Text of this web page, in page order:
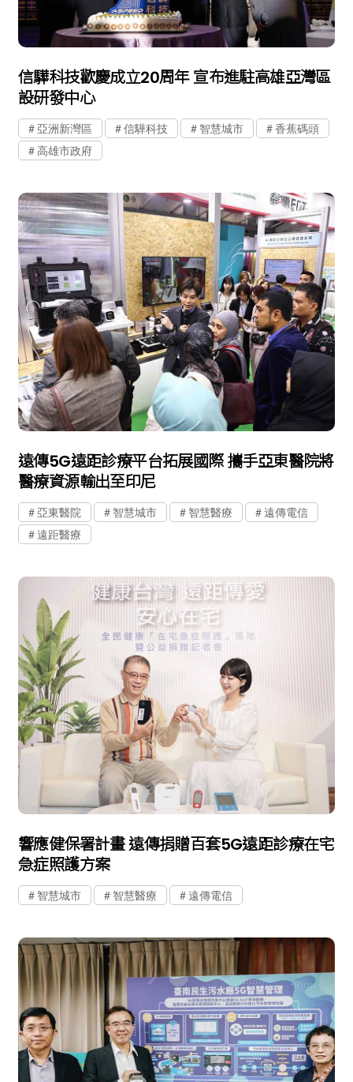
信驊科技歡慶成立20周年 宣布進駐高雄亞灣區
設研發中心
亞洲新灣區 信驊科技 智慧城市
香蕉碼頭
高雄市政府
遠傳5G遠距診療平台拓展國際 攜手亞東醫院將
醫療資源輸出至印尼
亞東醫院 智慧城市 智慧醫療
遠傳電信
遠距醫療
響應健保署計畫 遠傳捐贈百套5G遠距診療在宅
急症照護方案
智慧城市 智慧醫療 遠傳電信